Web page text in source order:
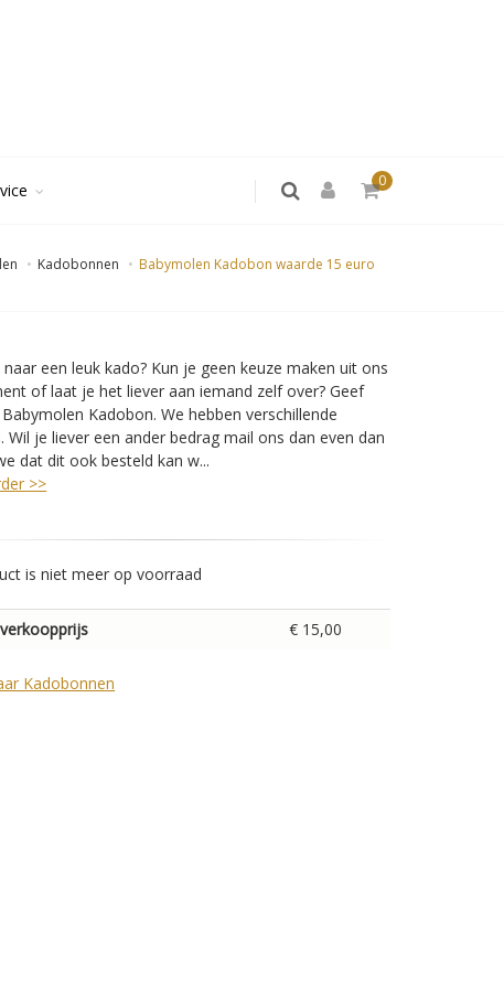
0
Kadobonnen Babymolen Kadobon waarde 15 euro
een leuk kado? Kun je geen keuze maken uit ons
of laat je het liever aan iemand zelf over? Geef
Kadobon. We hebben verschillende
Wil je liever een ander bedrag mail ons dan even dan
dat dit ook besteld kan w...
>>
is niet meer op voorraad
€ 15,00
Kadobonnen